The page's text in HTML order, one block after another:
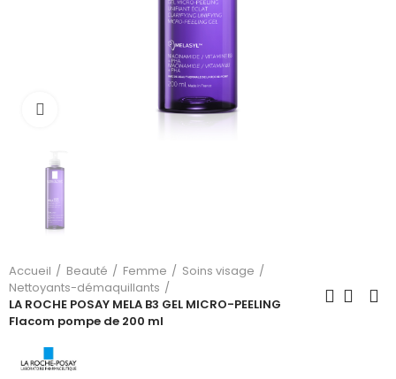
Cliquez pour agrandir
Accueil Beauté Femme
Soins visage
Nettoyants-démaquillants
LA ROCHE POSAY MELA B3 GEL MICRO-PEELING
Flacom pompe de 200 ml